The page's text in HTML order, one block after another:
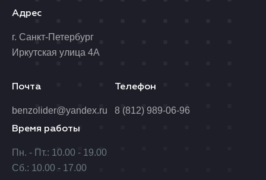
Адрес
г. Санкт-Петербург
Иркутская улица 4А
Время работы
Пн. - Пт.: 10.00 - 19.00
Сб.: 10.00 - 17.00
Почта
benzolider@yandex.ru
Телефон
8 (812) 989-06-96